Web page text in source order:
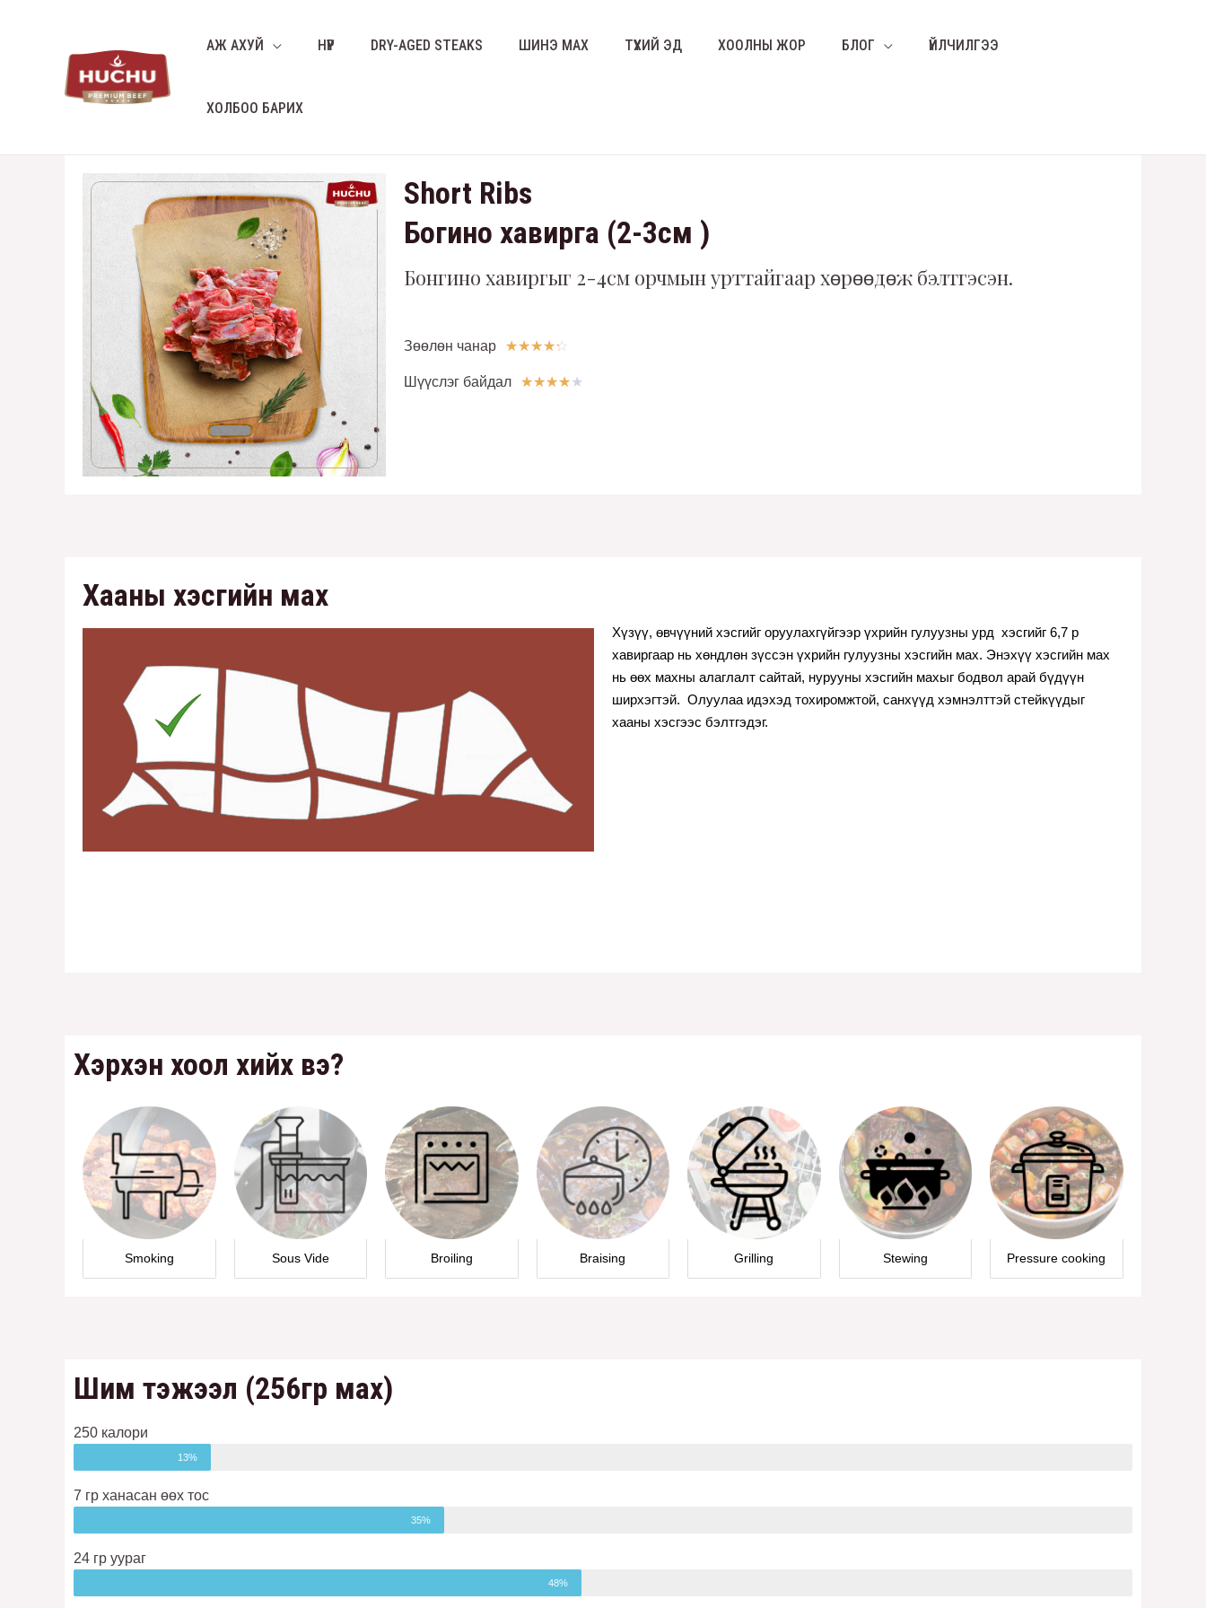
АЖ АХУЙ НҮҮР DRY-AGED STEAKS ШИНЭ МАХ ТҮҮХИЙ ЭД ХООЛНЫ ЖОР БЛОГ ҮЙЛЧИЛГЭЭ
ХОЛБОО БАРИХ
Short Ribs
Богино хавирга (2-3см )
Бонгино хавиргыг 2-4см орчмын урттайгаар хөрөөдөж бэлтгэсэн.
Зөөлөн чанар ☆☆☆☆☆
Шүүслэг байдал ★★★★★
Хааны хэсгийн мах
Хүзүү, өвчүүний хэсгийг оруулахгүйгээр үхрийн гулуузны урд  хэсгийг 6,7 р
хавиргаар нь хөндлөн зүссэн үхрийн гулуузны хэсгийн мах. Энэхүү хэсгийн мах
нь өөх махны алаглалт сайтай, нурууны хэсгийн махыг бодвол арай бүдүүн
ширхэгтэй.  Олуулаа идэхэд тохиромжтой, санхүүд хэмнэлттэй стейкүүдыг
хааны хэсгээс бэлтгэдэг.
Хэрхэн хоол хийх вэ?
Smoking Sous Vide Broiling Braising Grilling Stewing Pressure cooking
Шим тэжээл (256гр мах)
250 калори
13%
7 гр ханасан өөх тос
35%
24 гр уураг
48%